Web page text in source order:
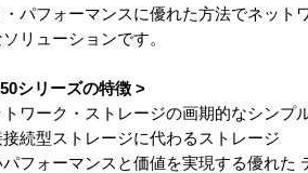
・パフォーマンスに優れた方法でネット
リューションです。
シリーズの特徴 >
トワーク・ストレージの画期的なシンプ
接続型ストレージに代わるストレージ
パフォーマンスと価値を実現する優れた